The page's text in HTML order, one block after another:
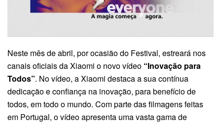
Neste mês de abril, por ocasião do Festival, estreará nos
canais oficiais da Xiaomi o novo vídeo “Inovação para
Todos”. No vídeo, a Xiaomi destaca a sua contínua
dedicação e confiança na inovação, para benefício de
todos, em todo o mundo. Com parte das filmagens feitas
em Portugal, o vídeo apresenta uma vasta gama de